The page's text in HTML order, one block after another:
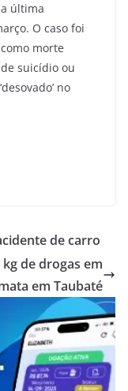
última
O caso foi
morte
suicídio ou
no
de carro
de drogas em
em Taubaté